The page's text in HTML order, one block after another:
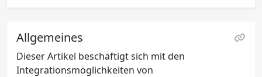
Allgemeines
Dieser Artikel beschäftigt sich mit den
Integrationsmöglichkeiten von